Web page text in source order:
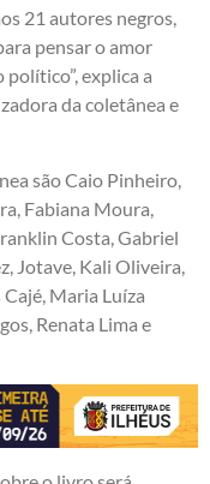
21 autores negros,
pensar o amor
explica a
da coletânea e
são Caio Pinheiro,
Fabiana Moura,
Costa, Gabriel
Jotave, Kali Oliveira,
Maria Luíza
Renata Lima e